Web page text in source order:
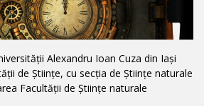
Alexandru Ioan Cuza din Iași
de Științe, cu secția de Științe naturale
Facultății de Științe naturale